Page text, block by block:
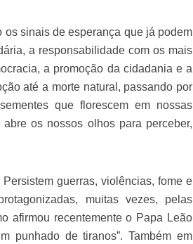
os sinais de esperança que já podem
a responsabilidade com os mais
a promoção da cidadania e a
até a morte natural, passando por
que florescem em nossas
os nossos olhos para perceber,
guerras, violências, fome e
muitas vezes, pelas
afirmou recentemente o Papa Leão
punhado de tiranos”. Também em